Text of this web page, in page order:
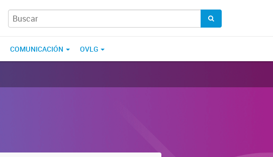
COMUNICACIÓN OVLG